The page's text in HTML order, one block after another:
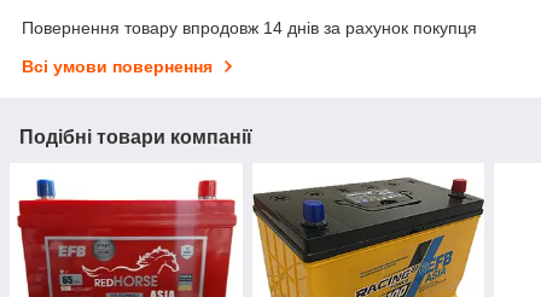
Повернення товару впродовж 14 днів за рахунок покупця
Всі умови повернення
Подібні товари компанії